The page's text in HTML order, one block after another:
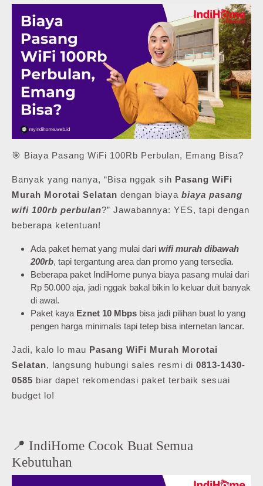
🎯 Biaya Pasang WiFi 100Rb Perbulan, Emang Bisa?
Banyak yang nanya, “Bisa nggak sih Pasang WiFi
Murah Morotai Selatan dengan biaya biaya pasang
wifi 100rb perbulan?” Jawabannya: YES, tapi dengan
beberapa ketentuan!
Ada paket hemat yang mulai dari wifi murah dibawah
200rb, tapi tergantung area dan promo yang tersedia.
Beberapa paket IndiHome punya biaya pasang mulai dari
Rp 50.000 aja, jadi nggak bakal bikin lo keluar duit banyak
di awal.
Paket kaya Eznet 10 Mbps bisa jadi pilihan buat lo yang
pengen harga minimalis tapi tetep bisa internetan lancar.
Jadi, kalo lo mau Pasang WiFi Murah Morotai
Selatan, langsung hubungi sales resmi di 0813-1430-
0585 biar dapet rekomendasi paket terbaik sesuai
budget lo!
📍 IndiHome Cocok Buat Semua
Kebutuhan